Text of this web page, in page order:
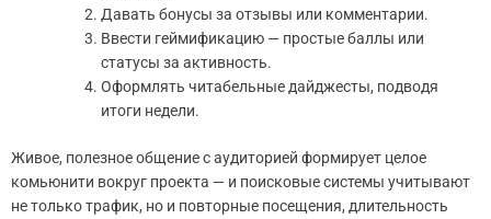
Давать бонусы за отзывы или комментарии.
Ввести геймификацию — простые баллы или
статусы за активность.
Оформлять читабельные дайджесты, подводя
итоги недели.
Живое, полезное общение с аудиторией формирует целое
комьюнити вокруг проекта — и поисковые системы учитывают
не только трафик, но и повторные посещения, длительность